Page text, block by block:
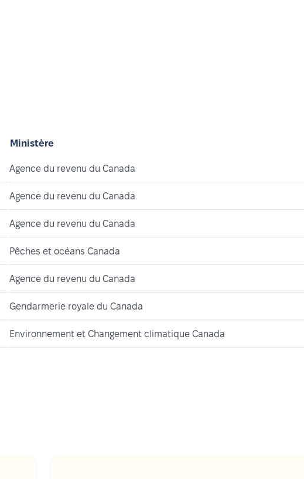
Ministère
Agence du revenu du Canada
Agence du revenu du Canada
Agence du revenu du Canada
Pêches et océans Canada
Agence du revenu du Canada
Gendarmerie royale du Canada
Environnement et Changement climatique Canada